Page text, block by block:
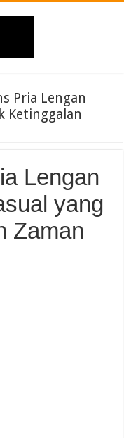
Pria Lengan
Ketinggalan
Lengan
yang
Zaman